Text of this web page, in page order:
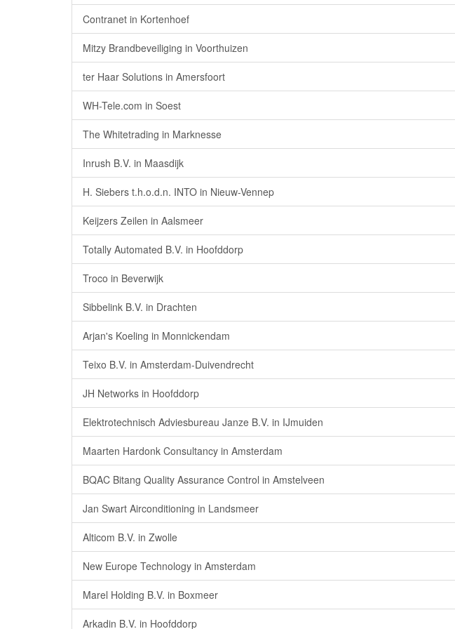
Contranet in Kortenhoef
Mitzy Brandbeveiliging in Voorthuizen
ter Haar Solutions in Amersfoort
WH-Tele.com in Soest
The Whitetrading in Marknesse
Inrush B.V. in Maasdijk
H. Siebers t.h.o.d.n. INTO in Nieuw-Vennep
Keijzers Zeilen in Aalsmeer
Totally Automated B.V. in Hoofddorp
Troco in Beverwijk
Sibbelink B.V. in Drachten
Arjan's Koeling in Monnickendam
Teixo B.V. in Amsterdam-Duivendrecht
JH Networks in Hoofddorp
Elektrotechnisch Adviesbureau Janze B.V. in IJmuiden
Maarten Hardonk Consultancy in Amsterdam
BQAC Bitang Quality Assurance Control in Amstelveen
Jan Swart Airconditioning in Landsmeer
Alticom B.V. in Zwolle
New Europe Technology in Amsterdam
Marel Holding B.V. in Boxmeer
Arkadin B.V. in Hoofddorp